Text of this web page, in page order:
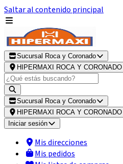
Saltar al contenido principal
Sucursal Roca y Coronado
HIPERMAXI ROCA Y CORONADO
Sucursal Roca y Coronado
HIPERMAXI ROCA Y CORONADO
Iniciar sesión
Mis direcciones
Mis pedidos